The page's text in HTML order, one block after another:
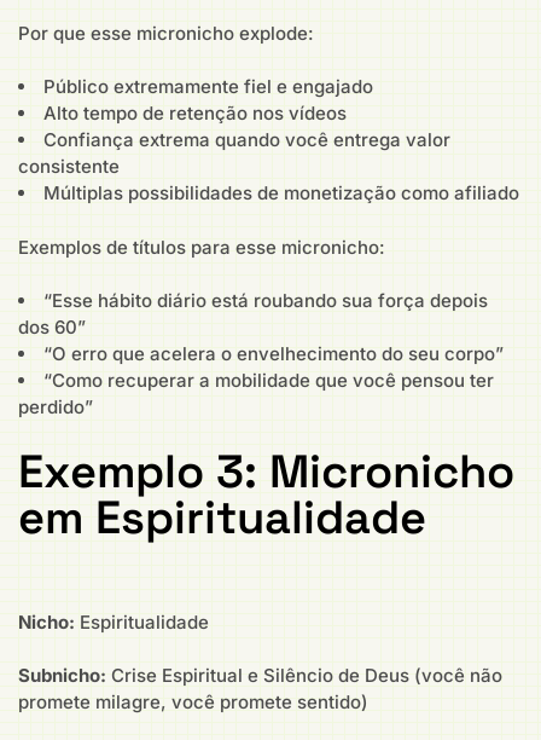
Por que esse micronicho explode:
Público extremamente fiel e engajado
Alto tempo de retenção nos vídeos
Confiança extrema quando você entrega valor
consistente
Múltiplas possibilidades de monetização como afiliado
Exemplos de títulos para esse micronicho:
“Esse hábito diário está roubando sua força depois
dos 60”
“O erro que acelera o envelhecimento do seu corpo”
“Como recuperar a mobilidade que você pensou ter
perdido”
Exemplo 3: Micronicho
em Espiritualidade
Nicho: Espiritualidade
Subnicho: Crise Espiritual e Silêncio de Deus (você não
promete milagre, você promete sentido)